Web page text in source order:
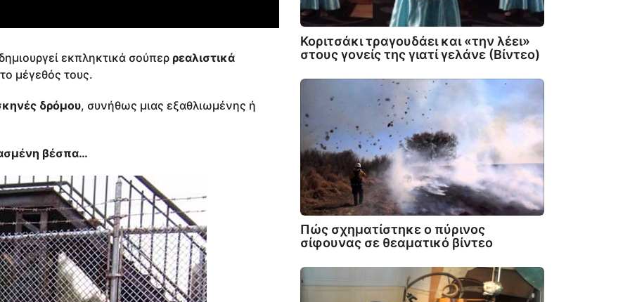
εκπληκτικά σούπερ ρεαλιστικά
μέγεθός τους.
δρόμου, συνήθως μιας εξαθλιωμένης ή
βέσπα…
Κοριτσάκι τραγουδάει και «την λέει»
στους γονείς της γιατί γελάνε (Βίντεο)
Πώς σχηματίστηκε ο πύρινος
σίφουνας σε θεαματικό βίντεο